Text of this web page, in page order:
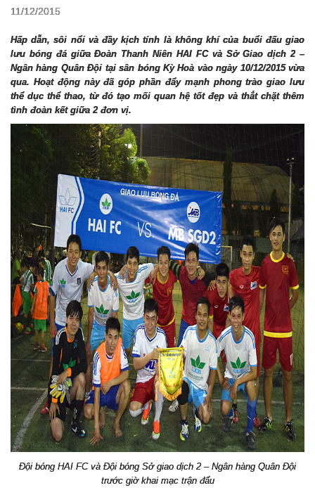
11/12/2015
Hấp dẫn, sôi nổi và đầy kịch tính là không khí của buổi đấu giao
lưu bóng đá giữa Đoàn Thanh Niên HAI FC và Sở Giao dịch 2 –
Ngân hàng Quân Đội tại sân bóng Kỳ Hoà vào ngày 10/12/2015 vừa
qua. Hoạt động này đã góp phần đẩy mạnh phong trào giao lưu
thểdục thểthao, từđó tạo mối quan hệ tốt đẹp và thắt chặt thêm
tình đoàn kết giữa 2 đơn vị.
Đội bóng HAI FC và Đội bóng Sở giao dịch 2 – Ngân hàng Quân Đội
trước giờ khai mạc trận đấu